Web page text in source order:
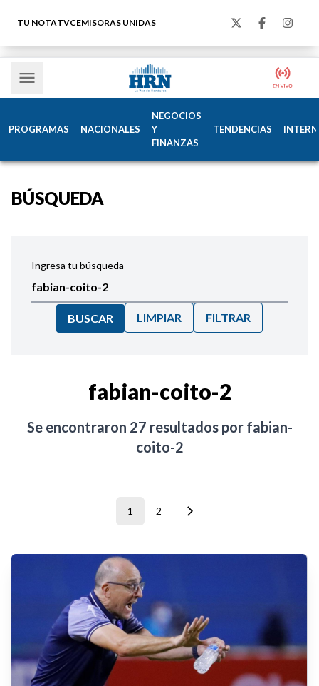
TU NOTATVCEMISORAS UNIDAS
PROGRAMAS NACIONALES
NEGOCIOS
Y
FINANZAS
TENDENCIAS
BÚSQUEDA
Ingresa tu búsqueda
BUSCAR LIMPIAR FILTRAR
fabian-coito-2
Se encontraron 27 resultados por fabian-
coito-2
1 2